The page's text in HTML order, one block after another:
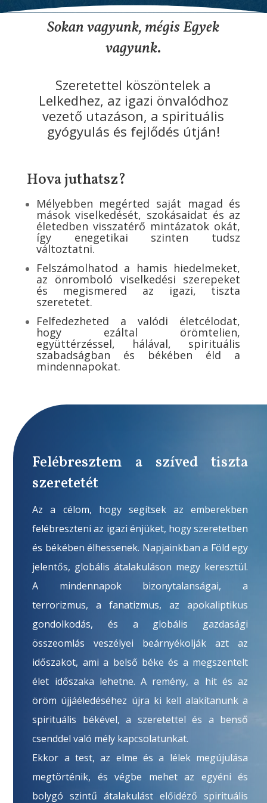
Sokan vagyunk, mégis Egyek
vagyunk.
Szeretettel köszöntelek a
Lelkedhez, az igazi önvalódhoz
vezető utazáson, a spirituális
gyógyulás és fejlődés útján!
Hova juthatsz?
Mélyebben megérted saját magad és
mások viselkedését, szokásaidat és az
életedben visszatérő mintázatok okát,
így enegetikai szinten tudsz
változtatni.
Felszámolhatod a hamis hiedelmeket,
az önromboló viselkedési szerepeket
és megismered az igazi, tiszta
szeretetet.
Felfedezheted a valódi életcélodat,
hogy ezáltal örömtelien,
együttérzéssel, hálával, spirituális
szabadságban és békében éld a
mindennapokat.
Felébresztem a szíved tiszta
szeretetét
Az a célom, hogy segítsek az emberekben
felébreszteni az igazi énjüket, hogy szeretetben
és békében élhessenek. Napjainkban a Föld egy
jelentős, globális átalakuláson megy keresztül.
A mindennapok bizonytalanságai, a
terrorizmus, a fanatizmus, az apokaliptikus
gondolkodás, és a globális gazdasági
összeomlás veszélyei beárnyékolják azt az
időszakot, ami a belső béke és a megszentelt
élet időszaka lehetne. A remény, a hit és az
öröm újjáéledéséhez újra ki kell alakítanunk a
spirituális békével, a szeretettel és a benső
csenddel való mély kapcsolatunkat.
Ekkor a test, az elme és a lélek megújulása
megtörténik, és végbe mehet az egyéni és
bolygó szintű átalakulást előidéző spirituális